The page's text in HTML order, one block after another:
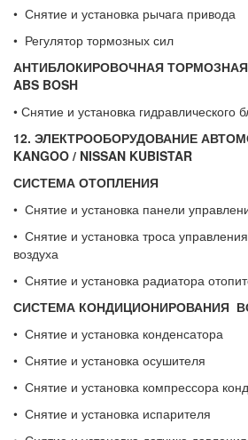
• Снятие и установка рычага привода
• Регулятор тормозных сил
АНТИБЛОКИРОВОЧНАЯ
ABS BOSH
• Снятие и установка гидравлического
12. ЭЛЕКТРООБОРУДОВАНИЕ
KANGOO / NISSAN KUBISTAR
СИСТЕМА ОТОПЛЕНИЯ
• Снятие и установка панели
• Снятие и установка троса
воздуха
• Снятие и установка радиатора
СИСТЕМА КОНДИЦИОНИРОВАНИЯ
• Снятие и установка конденсатора
• Снятие и установка осушителя
• Снятие и установка компрессора
• Снятие и установка испарителя